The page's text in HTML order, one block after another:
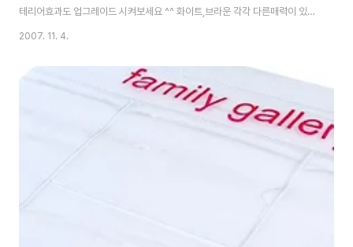
테리어효과도 업그레이드 시켜보세요 ^^ 화이트,브라운 각각 다른매력이 있답
니다. *빈티지 느낌을 살리기 위해 제품의 컬러링이 수작업으로...... 미니어처
을 집게에 집어 인테리어하셔도 예쁘답니다. 와이어 물조리개 화이트,브라운
두가지 색상의 물조리개모형입니다. 견고한와이어로 튼튼하고 외형은 세련되
게 디자인되었답니다~ 화분을 넣어두시면 더욱 센스만점인 인테리어가 됩니
다. 자전거 틴포트 자전거모형의 틴포트입니다.^^ 아담한 사이즈로, 작은화분
2007. 11. 4.